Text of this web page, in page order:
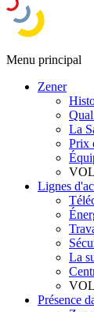
Menu principal
Zener
La
Prix
Lignes
La
Présence